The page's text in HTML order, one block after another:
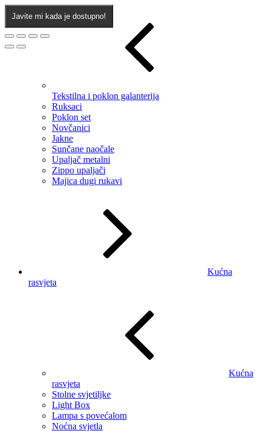
Tekstilna i poklon galanterija
Ruksaci
Poklon set
Novčanici
Jakne
Sunčane naočale
Upaljač metalni
Zippo upaljači
Majica dugi rukavi
Kućna
rasvjeta
Kućna
rasvjeta
Stolne svjetiljke
Light Box
Lampa s povećalom
Noćna svjetla
Javite mi kada je dostupno!